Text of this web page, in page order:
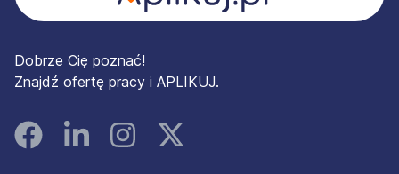
Dobrze Cię poznać!
Znajdź ofertę pracy i APLIKUJ.
FacebookLinked InInstagramInstagram